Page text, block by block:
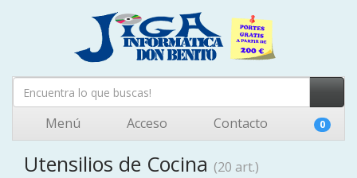
Menú Acceso Contacto 0
Utensilios de Cocina (20 art.)